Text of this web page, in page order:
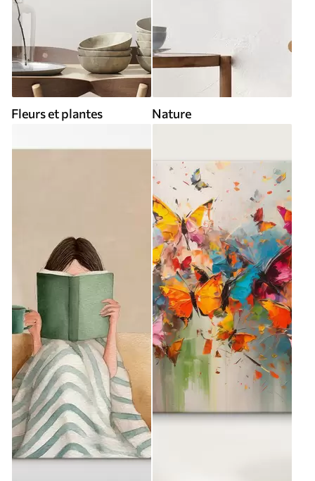
Fleurs et plantes Nature